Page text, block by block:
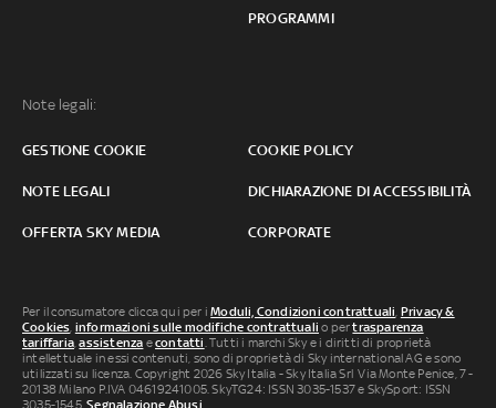
PROGRAMMI
Note legali:
GESTIONE COOKIE COOKIE POLICY
NOTE LEGALI DICHIARAZIONE DI ACCESSIBILITÀ
OFFERTA SKY MEDIA CORPORATE
Per il consumatore clicca qui per iModuli, Condizioni contrattuali Privacy &
Cookies informazioni sulle modifiche contrattuali o pertrasparenza
tariffaria ,assistenza econtatti . Tutti i marchi Sky e i diritti di proprietà
intellettuale in essi contenuti, sono di proprietà di Sky international AG e sono
utilizzati su licenza. Copyright 2026 Sky Italia - Sky Italia Srl Via Monte Penice, 7 -
20138 Milano P.IVA 04619241005. SkyTG24: ISSN 3035-1537 e SkySport: ISSN
3035-1545.Segnalazione Abusi